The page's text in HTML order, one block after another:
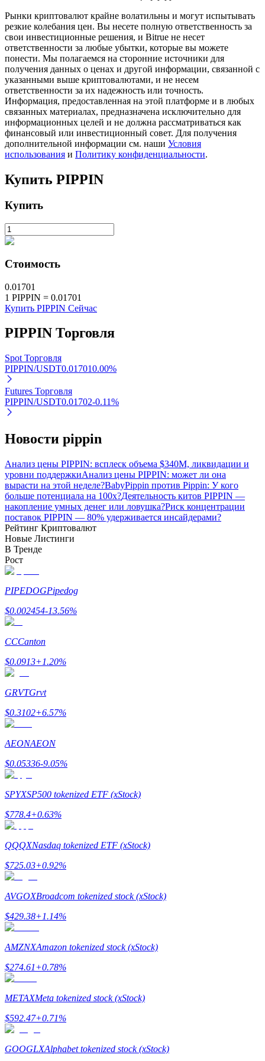
Авто Инвест
Получите долгосрочную прибыль и гибкие проценты
Bitrue
AI
Bitrue Партнеры
Партнеры Bitrue
До 65% комиссии!
Реферал
вознаграждения
BTC Welcome Rewards
Share 500000 CASHCAT prize pool
Exclusive for BitMart Users
Register & Trade to Win 500,000 USDT
Рынки криптовалют крайне волатильны и могут испытывать
резкие колебания цен. Вы несете полную ответственность за
свои инвестиционные решения, и Bitrue не несет
ответственности за любые убытки, которые вы можете
понести. Мы полагаемся на сторонние источники для
получения данных о ценах и другой информации, связанной с
указанными выше криптовалютами, и не несем
ответственности за их надежность или точность.
Информация, предоставленная на этой платформе и в любых
связанных материалах, предназначена исключительно для
информационных целей и не должна рассматриваться как
финансовый или инвестиционный совет. Для получения
дополнительной информации см. наши Условия
использования и Политику конфиденциальности.
Купить PIPPIN
Купить
Стоимость
0.01701
1 PIPPIN = 0.01701
Купить PIPPIN Сейчас
PIPPIN Торговля
Spot Торговля
PIPPIN/USDT0.017010.00%
Futures Торговля
PIPPIN/USDT0.01702-0.11%
Новости pippin
Анализ цены PIPPIN: всплеск объема $340M, ликвидации и
уровни поддержкиАнализ цены PIPPIN: может ли она
вырасти на этой неделе?BabyPippin против Pippin: У кого
больше потенциала на 100x?Деятельность китов PIPPIN —
накопление умных денег или ловушка?Риск концентрации
поставок PIPPIN — 80% удерживается инсайдерами?
Рейтинг Криптовалют
Новые Листинги
В Тренде
Рост
PIPEDOGPipedog
$0.002454-13.56%
CCCanton
$0.0913+1.20%
GRVTGrvt
$0.3102+6.57%
AEONAEON
$0.05336-9.05%
SPYXSP500 tokenized ETF (xStock)
$778.4+0.63%
QQQXNasdaq tokenized ETF (xStock)
$725.03+0.92%
AVGOXBroadcom tokenized stock (xStock)
$429.38+1.14%
AMZNXAmazon tokenized stock (xStock)
$274.61+0.78%
METAXMeta tokenized stock (xStock)
$592.47+0.71%
GOOGLXAlphabet tokenized stock (xStock)